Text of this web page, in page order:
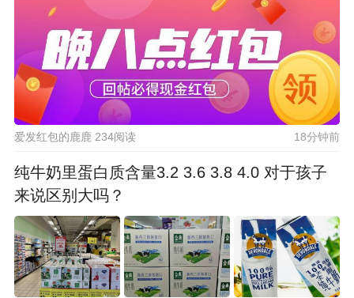
爱发红包的鹿鹿 234阅读 18分钟前
纯牛奶里蛋白质含量3.2 3.6 3.8 4.0 对于孩子
来说区别大吗？